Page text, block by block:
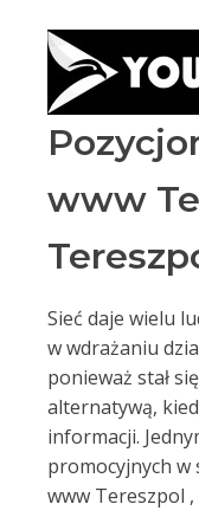
www
Sieć daje wielu
w wdrażaniu
ponieważ stał
alternatywą,
informacji.
promocyjnych w
www Tereszpol ,